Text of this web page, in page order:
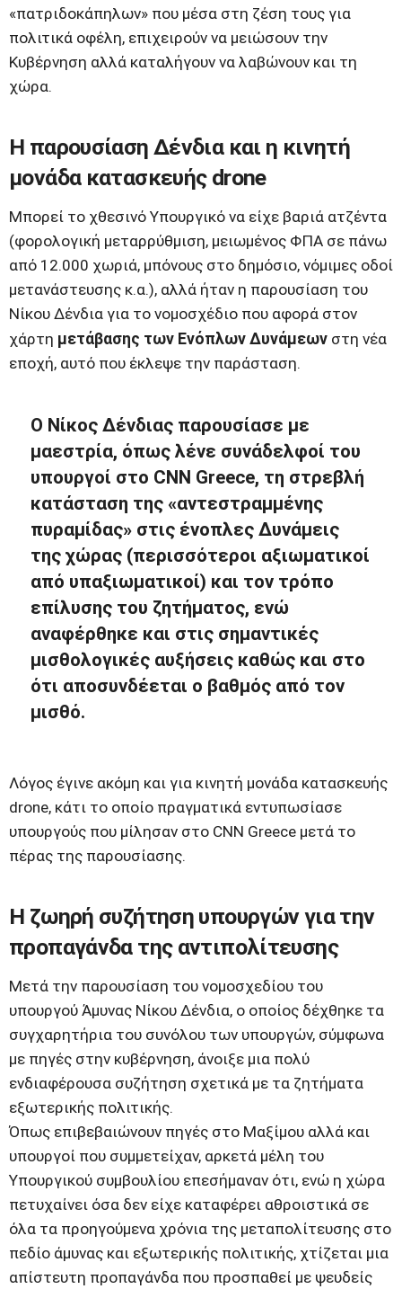
«πατριδοκάπηλων» που μέσα στη ζέση τους για
πολιτικά οφέλη, επιχειρούν να μειώσουν την
Κυβέρνηση αλλά καταλήγουν να λαβώνουν και τη
χώρα.
Η παρουσίαση Δένδια και η κινητή
μονάδα κατασκευής drone
Μπορεί το χθεσινό Υπουργικό να είχε βαριά ατζέντα
(φορολογική μεταρρύθμιση, μειωμένος ΦΠΑ σε πάνω
από 12.000 χωριά, μπόνους στο δημόσιο, νόμιμες οδοί
μετανάστευσης κ.α.), αλλά ήταν η παρουσίαση του
Νίκου Δένδια για το νομοσχέδιο που αφορά στον
χάρτη μετάβασης των Ενόπλων Δυνάμεων στη νέα
εποχή, αυτό που έκλεψε την παράσταση.
Ο Νίκος Δένδιας παρουσίασε με
μαεστρία, όπως λένε συνάδελφοί του
υπουργοί στο CNN Greece, τη στρεβλή
κατάσταση της «αντεστραμμένης
πυραμίδας» στις ένοπλες Δυνάμεις
της χώρας (περισσότεροι αξιωματικοί
από υπαξιωματικοί) και τον τρόπο
επίλυσης του ζητήματος, ενώ
αναφέρθηκε και στις σημαντικές
μισθολογικές αυξήσεις καθώς και στο
ότι αποσυνδέεται ο βαθμός από τον
μισθό.
Λόγος έγινε ακόμη και για κινητή μονάδα κατασκευής
drone, κάτι το οποίο πραγματικά εντυπωσίασε
υπουργούς που μίλησαν στο CNN Greece μετά το
πέρας της παρουσίασης.
Η ζωηρή συζήτηση υπουργών για την
προπαγάνδα της αντιπολίτευσης
Μετά την παρουσίαση του νομοσχεδίου του
υπουργού Άμυνας Νίκου Δένδια, ο οποίος δέχθηκε τα
συγχαρητήρια του συνόλου των υπουργών, σύμφωνα
με πηγές στην κυβέρνηση, άνοιξε μια πολύ
ενδιαφέρουσα συζήτηση σχετικά με τα ζητήματα
εξωτερικής πολιτικής.
Όπως επιβεβαιώνουν πηγές στο Μαξίμου αλλά και
υπουργοί που συμμετείχαν, αρκετά μέλη του
Υπουργικού συμβουλίου επεσήμαναν ότι, ενώ η χώρα
πετυχαίνει όσα δεν είχε καταφέρει αθροιστικά σε
όλα τα προηγούμενα χρόνια της μεταπολίτευσης στο
πεδίο άμυνας και εξωτερικής πολιτικής, χτίζεται μια
απίστευτη προπαγάνδα που προσπαθεί με ψευδείς